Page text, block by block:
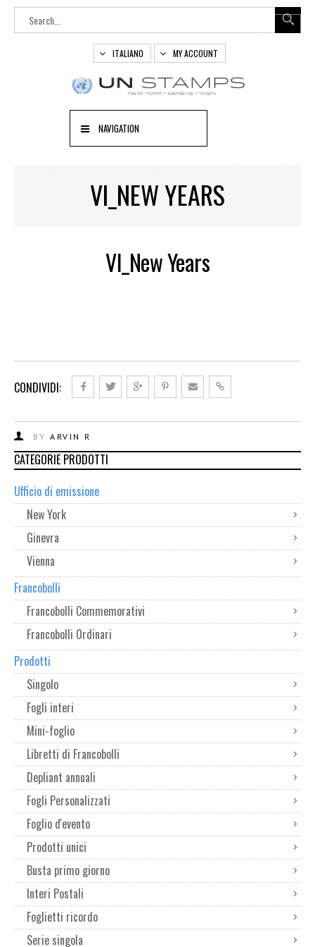
ITALIANO MY ACCOUNT
NAVIGATION
VI_NEW YEARS
VI_New Years
CONDIVIDI:
BY ARVIN R
CATEGORIE PRODOTTI
Ufficio di emissione
New York
Ginevra
Vienna
Francobolli
Francobolli Commemorativi
Francobolli Ordinari
Prodotti
Singolo
Fogli interi
Mini-foglio
Libretti di Francobolli
Depliant annuali
Fogli Personalizzati
Foglio d'evento
Prodotti unici
Busta primo giorno
Interi Postali
Foglietti ricordo
Serie singola